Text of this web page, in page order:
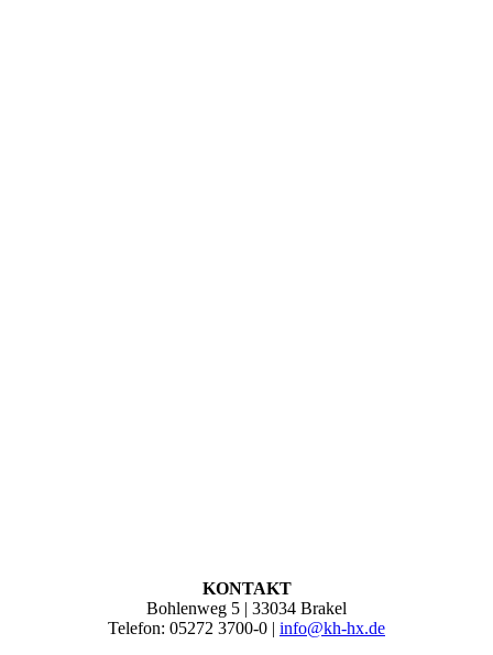
KONTAKT
Bohlenweg 5 | 33034 Brakel
Telefon: 05272 3700-0 | info@kh-hx.de